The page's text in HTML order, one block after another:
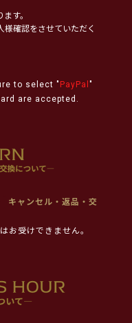
す。
確認をさせていただく
to select " PayPal "
are accepted.
キャンセル・返品・交
お受けできません。